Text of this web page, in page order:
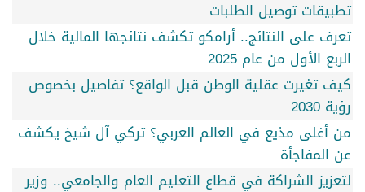
تطبيقات توصيل الطلبات
تعرف على النتائج.. أرامكو تكشف نتائجها المالية خلال
الربع الأول من عام 2025
كيف تغيرت عقلية الوطن قبل الواقع؟ تفاصيل بخصوص
رؤية 2030
من أغلى مذيع في العالم العربي؟ تركي آل شيخ يكشف
عن المفاجأة
لتعزيز الشراكة في قطاع التعليم العام والجامعي.. وزير